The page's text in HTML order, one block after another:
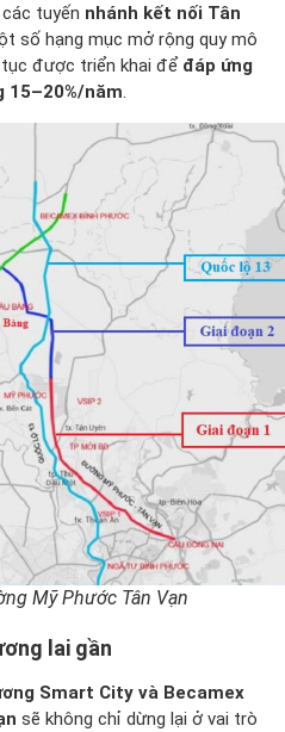
tuyến nhánh kết nối Tân
số hạng mục mở rộng quy mô
được triển khai để đáp ứng
15–20%/năm.
Mỹ Phước Tân Vạn
lai gần
Smart City và Becamex
sẽ không chỉ dừng lại ở vai trò